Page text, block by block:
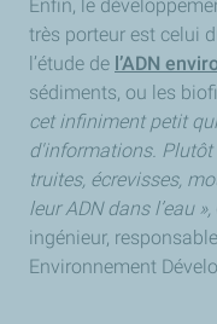
Enfin, le
très porteur est celui
l’étude de l’ADN
sédiments, ou les
cet infiniment petit
d'informations. Plutôt
truites, écrevisses,
leur ADN dans l’eau »,
ingénieur,
Environnement